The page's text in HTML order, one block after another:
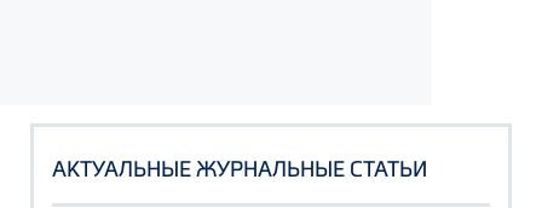
АКТУАЛЬНЫЕ ЖУРНАЛЬНЫЕ СТАТЬИ